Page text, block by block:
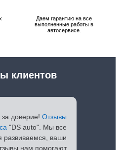
Даем гарантию на все
выполненные работы в
автосервисе.
доверие! Отзывы
"DS auto". Мы все
развиваемся, ваши
нам помогают
клиентов